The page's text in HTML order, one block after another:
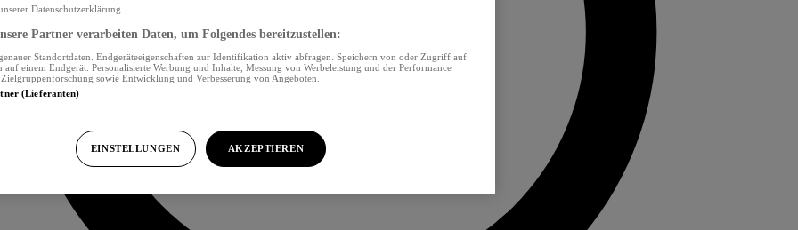
Datenschutzerklärung.
Partner verarbeiten Daten, um Folgendes bereitzustellen:
Standortdaten. Endgeräteeigenschaften zur Identifikation aktiv abfragen. Speichern von oder Zugriff auf
einem Endgerät. Personalisierte Werbung und Inhalte, Messung von Werbeleistung und der Performance
sowie Entwicklung und Verbesserung von Angeboten.
(Lieferanten)
EINSTELLUNGEN AKZEPTIEREN